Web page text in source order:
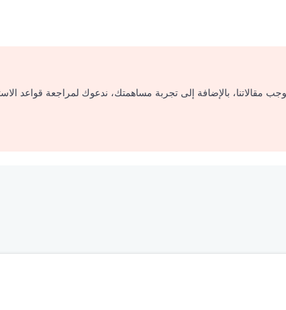
مقالاتنا، بالإضافة إلى تجربة مساهمتك، ندعوك لمراجعة قواعد